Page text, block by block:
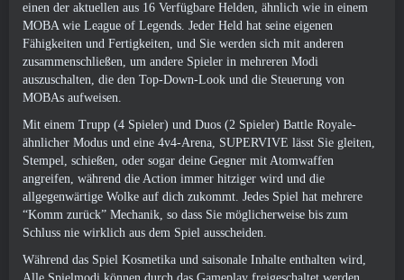
einen der aktuellen aus 16 Verfügbare Helden, ähnlich wie in einem
MOBA wie League of Legends. Jeder Held hat seine eigenen
Fähigkeiten und Fertigkeiten, und Sie werden sich mit anderen
zusammenschließen, um andere Spieler in mehreren Modi
auszuschalten, die den Top-Down-Look und die Steuerung von
MOBAs aufweisen.
Mit einem Trupp (4 Spieler) und Duos (2 Spieler) Battle Royale-
ähnlicher Modus und eine 4v4-Arena, SUPERVIVE lässt Sie gleiten,
Stempel, schießen, oder sogar deine Gegner mit Atomwaffen
angreifen, während die Action immer hitziger wird und die
allgegenwärtige Wolke auf dich zukommt. Jedes Spiel hat mehrere
“Komm zurück” Mechanik, so dass Sie möglicherweise bis zum
Schluss nie wirklich aus dem Spiel ausscheiden.
Während das Spiel Kosmetika und saisonale Inhalte enthalten wird,